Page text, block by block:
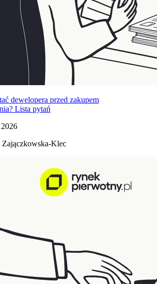
dewelopera przed zakupem
Lista pytań
Klec